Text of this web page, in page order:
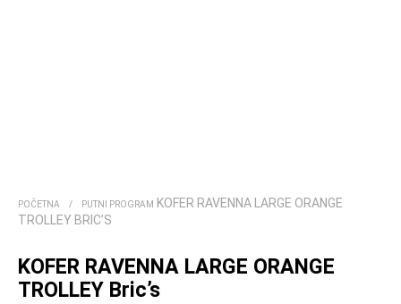
POČETNA / PUTNI PROGRAM
KOFER RAVENNA LARGE ORANGE
TROLLEY BRIC’S
KOFER RAVENNA LARGE ORANGE
TROLLEY Bric’s